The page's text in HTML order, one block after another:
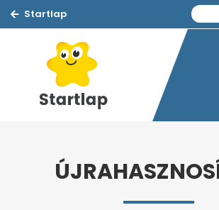
Startlap